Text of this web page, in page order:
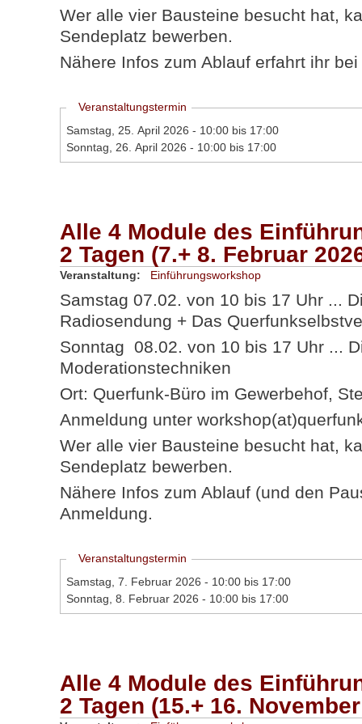
Wer alle vier Bausteine besucht hat,
Sendeplatz bewerben.
Nähere Infos zum Ablauf erfahrt ihr
Ausblenden
Veranstaltungstermin
Samstag, 25. April 2026 - 10:00 bis 17:00
Sonntag, 26. April 2026 - 10:00 bis 17:00
Alle 4 Module des
2 Tagen (7.+ 8. Februar
Veranstaltung: Einführungsworkshop
Samstag 07.02. von 10 bis 17 Uhr ...
Radiosendung + Das
Sonntag 08.02. von 10 bis 17 Uhr ...
Moderationstechniken
Ort: Querfunk-Büro im Gewerbehof,
Anmeldung unter
Wer alle vier Bausteine besucht hat,
Sendeplatz bewerben.
Nähere Infos zum Ablauf (und den
Anmeldung.
Ausblenden
Veranstaltungstermin
Samstag, 7. Februar 2026 - 10:00 bis 17:00
Sonntag, 8. Februar 2026 - 10:00 bis 17:00
Alle 4 Module des
2 Tagen (15.+ 16.